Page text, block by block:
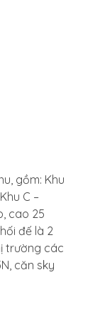
gồm: Khu
C –
cao 25
đế là 2
trường các
căn sky